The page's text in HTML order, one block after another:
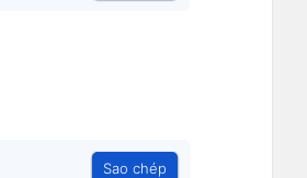
Sao chép